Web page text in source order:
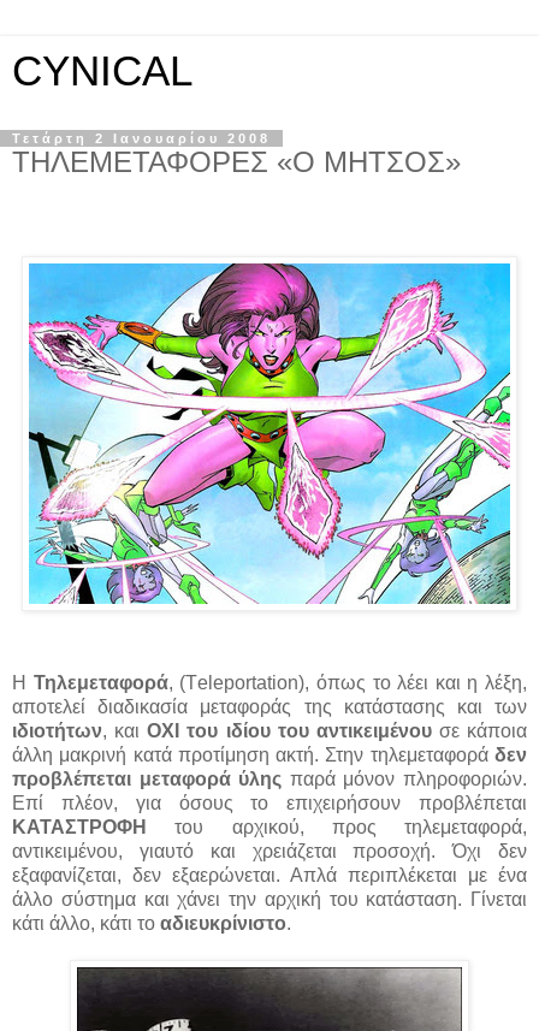
CYNICAL
Τετάρτη 2 Ιανουαρίου 2008
ΤΗΛΕΜΕΤΑΦΟΡΕΣ «Ο ΜΗΤΣΟΣ»
Η Τηλεμεταφορά, (Τeleportation), όπως το λέει και η λέξη,
αποτελεί διαδικασία μεταφοράς της κατάστασης και των
ιδιοτήτων, καιΟΧΙ του ιδίου του αντικειμένουσε κάποια
άλλη μακρινή κατά προτίμηση ακτή. Στην τηλεμεταφορά δεν
προβλέπεται μεταφορά ύλης παρά μόνον πληροφοριών.
Επί πλέον, για όσους το επιχειρήσουν προβλέπεται
ΚΑΤΑΣΤΡΟΦΗ
του αρχικού, προς τηλεμεταφορά,
αντικειμένου, γιαυτό και χρειάζεται προσοχή. Όχι δεν
εξαφανίζεται, δεν εξαερώνεται. Απλά περιπλέκεται με ένα
άλλο σύστημα και χάνει την αρχική του κατάσταση. Γίνεται
κάτι άλλο, κάτι το αδιευκρίνιστο.